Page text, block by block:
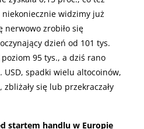
widzimy już
zrobiło się
dzień od 101 tys.
95 tys., a dziś rano
USD, spadki wielu altocoinów,
się lub przekraczały
startem handlu w Europie